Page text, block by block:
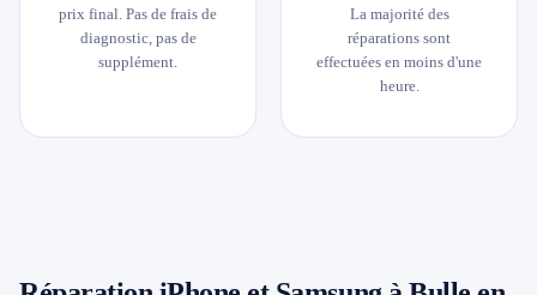
prix final. Pas de frais de
diagnostic, pas de
supplément.
La majorité des
réparations sont
effectuées en moins d'une
heure.